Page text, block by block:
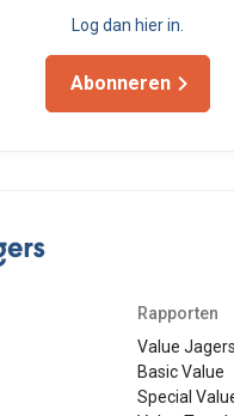
Log dan hier in.
Abonneren
Rapporten
Value
Basic Value
Special